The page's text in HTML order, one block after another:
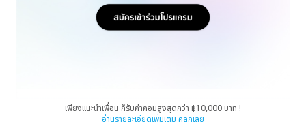
เพียงแนะนำเพื่อน ก็รับค่าคอมสูงสุดกว่า ฿10,000 บาท !
อ่านรายละเอียดเพิ่มเติม คลิกเลย